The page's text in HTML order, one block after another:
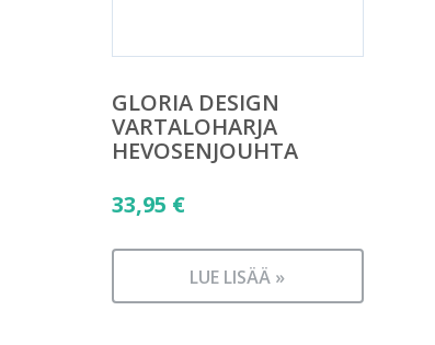
GLORIA DESIGN
VARTALOHARJA
HEVOSENJOUHTA
33,95 €
LUE LISÄÄ »